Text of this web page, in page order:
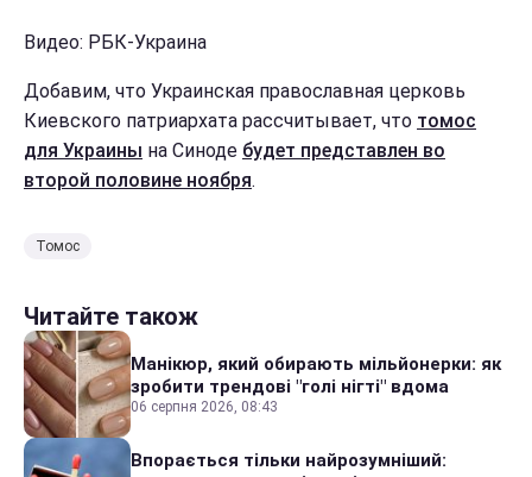
Видео: РБК-Украина
Добавим, что Украинская православная церковь
Киевского патриархата рассчитывает, что томос
для Украины на Синоде будет представлен во
второй половине ноября.
Томос
Читайте також
Манікюр, який обирають мільйонерки: як
зробити трендові "голі нігті" вдома
06 серпня 2026, 08:43
Впорається тільки найрозумніший: